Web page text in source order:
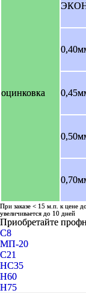
оцинковка
При заказе < 15 м.п. к цене
увеличивается до 10 дней
Приобретайте
C8
МП-20
С21
НС35
Н60
Н75